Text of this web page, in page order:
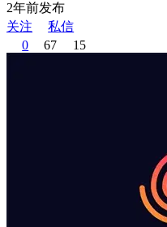
2年前发布
关注
私信
0
67 15